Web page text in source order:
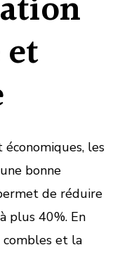
économiques, les
bonne
de réduire
plus 40%. En
combles et la